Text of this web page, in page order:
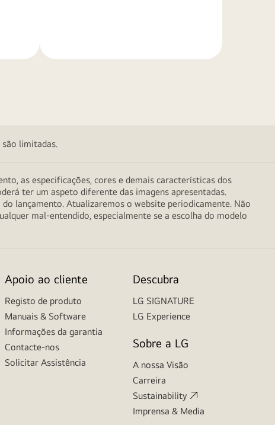
limitadas.
as especificações, cores e demais características dos
ter um aspeto diferente das imagens apresentadas.
lançamento. Atualizaremos o website periodicamente. Não
mal-entendido, especialmente se a escolha do modelo
Apoio ao cliente
Registo de produto
Manuais & Software
Informações da garantia
Contacte-nos
Solicitar Assistência
Descubra
LG SIGNATURE
LG Experience
Sobre a LG
A nossa Visão
Carreira
Sustainability
Imprensa & Media